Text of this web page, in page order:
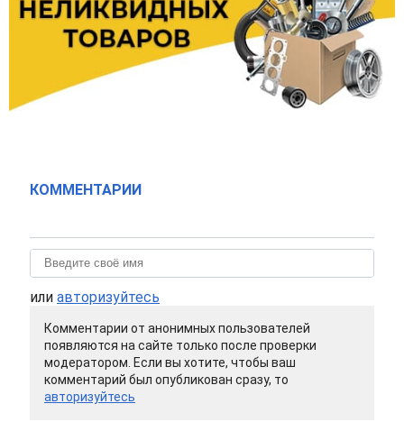
КОММЕНТАРИИ
или авторизуйтесь
Комментарии от анонимных пользователей
появляются на сайте только после проверки
модератором. Если вы хотите, чтобы ваш
комментарий был опубликован сразу, то
авторизуйтесь